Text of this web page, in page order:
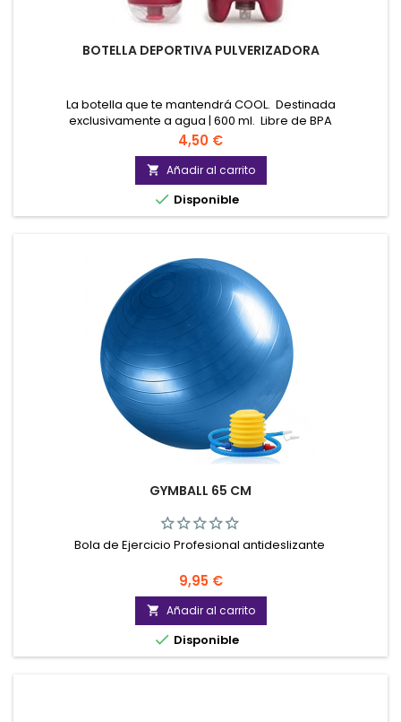
BOTELLA DEPORTIVA PULVERIZADORA
La botella que te mantendrá COOL. Destinada
exclusivamente a agua | 600 ml. Libre de BPA
Precio
4,50 €
 Añadir al carrito
 Disponible
GYMBALL 65 CM
Bola de Ejercicio Profesional antideslizante
Precio
9,95 €
 Añadir al carrito
 Disponible